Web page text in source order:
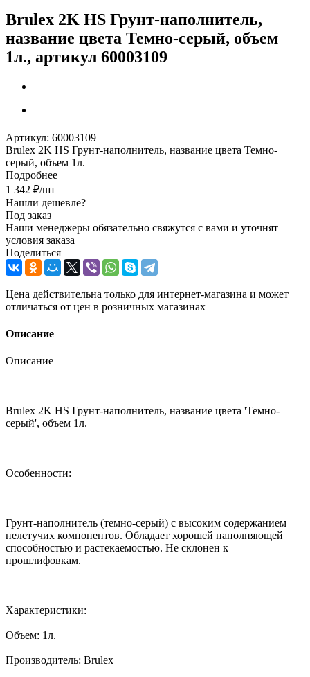
Brulex 2K HS Грунт-наполнитель,
название цвета Темно-серый, объем
1л., артикул 60003109
Артикул: 60003109
Brulex 2K HS Грунт-наполнитель, название цвета Темно-
серый, объем 1л.
Подробнее
1 342 ₽/шт
Нашли дешевле?
Под заказ
Наши менеджеры обязательно свяжутся с вами и уточнят
условия заказа
Поделиться
Цена действительна только для интернет-магазина и может
отличаться от цен в розничных магазинах
Описание
Описание
Brulex 2K HS Грунт-наполнитель, название цвета 'Темно-
серый', объем 1л.
Особенности:
Грунт-наполнитель (темно-серый) с высоким содержанием
нелетучих компонентов. Обладает хорошей наполняющей
способностью и растекаемостью. Не склонен к
прошлифовкам.
Характеристики:
Объем: 1л.
Производитель: Brulex